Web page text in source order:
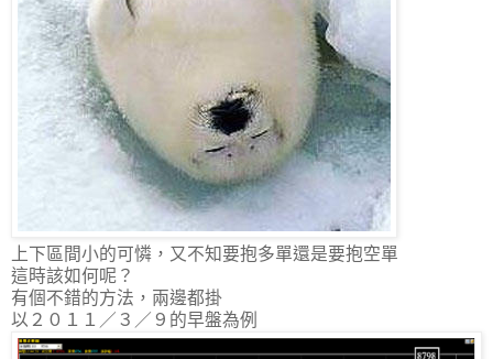
上下區間小的可憐，又不知要抱多單還是要抱空單
這時該如何呢？
有個不錯的方法，兩邊都掛
以２０１１／３／９的早盤為例